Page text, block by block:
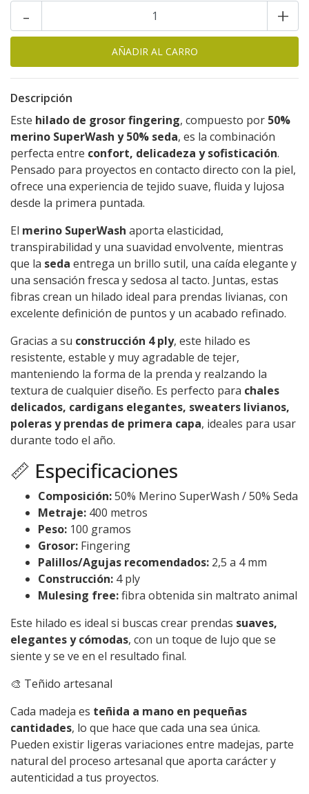
+
-
Descripción
Este hilado de grosor fingering, compuesto por 50%
merino SuperWash y 50% seda, es la combinación
perfecta entre confort, delicadeza y sofisticación.
Pensado para proyectos en contacto directo con la piel,
ofrece una experiencia de tejido suave, fluida y lujosa
desde la primera puntada.
El merino SuperWash aporta elasticidad,
transpirabilidad y una suavidad envolvente, mientras
que la seda entrega un brillo sutil, una caída elegante y
una sensación fresca y sedosa al tacto. Juntas, estas
fibras crean un hilado ideal para prendas livianas, con
excelente definición de puntos y un acabado refinado.
Gracias a su construcción 4 ply, este hilado es
resistente, estable y muy agradable de tejer,
manteniendo la forma de la prenda y realzando la
textura de cualquier diseño. Es perfecto para chales
delicados, cardigans elegantes, sweaters livianos,
poleras y prendas de primera capa, ideales para usar
durante todo el año.
📏 Especificaciones
Composición:50% Merino SuperWash / 50% Seda
Metraje: 400 metros
Peso: 100 gramos
Grosor: Fingering
Palillos/Agujas recomendados: 2,5 a 4 mm
Construcción: 4 ply
Mulesing free:fibra obtenida sin maltrato animal
Este hilado es ideal si buscas crear prendas suaves,
elegantes y cómodas, con un toque de lujo que se
siente y se ve en el resultado final.
🎨 Teñido artesanal
Cada madeja es teñida a mano en pequeñas
cantidades, lo que hace que cada una sea única.
Pueden existir ligeras variaciones entre madejas, parte
natural del proceso artesanal que aporta carácter y
autenticidad a tus proyectos.